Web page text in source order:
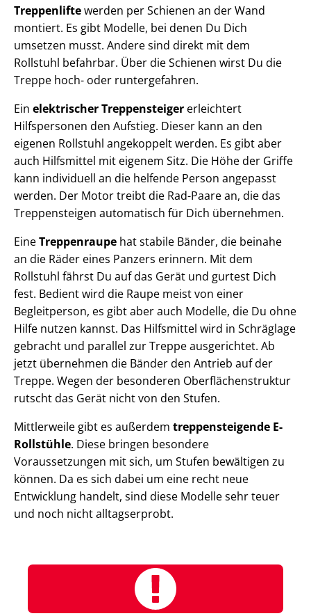
Treppenliftewerden per Schienen an der Wand
montiert. Es gibt Modelle, bei denen Du Dich
umsetzen musst. Andere sind direkt mit dem
Rollstuhl befahrbar. Über die Schienen wirst Du die
Treppe hoch- oder runtergefahren.
Ein elektrischer Treppensteiger erleichtert
Hilfspersonen den Aufstieg. Dieser kann an den
eigenen Rollstuhl angekoppelt werden. Es gibt aber
auch Hilfsmittel mit eigenem Sitz. Die Höhe der Griffe
kann individuell an die helfende Person angepasst
werden. Der Motor treibt die Rad-Paare an, die das
Treppensteigen automatisch für Dich übernehmen.
EineTreppenraupe hat stabile Bänder, die beinahe
an die Räder eines Panzers erinnern. Mit dem
Rollstuhl fährst Du auf das Gerät und gurtest Dich
fest. Bedient wird die Raupe meist von einer
Begleitperson, es gibt aber auch Modelle, die Du ohne
Hilfe nutzen kannst. Das Hilfsmittel wird in Schräglage
gebracht und parallel zur Treppe ausgerichtet. Ab
jetzt übernehmen die Bänder den Antrieb auf der
Treppe. Wegen der besonderen Oberflächenstruktur
rutscht das Gerät nicht von den Stufen.
Mittlerweile gibt es außerdem treppensteigende E-
Rollstühle. Diese bringen besondere
Voraussetzungen mit sich, um Stufen bewältigen zu
können. Da es sich dabei um eine recht neue
Entwicklung handelt, sind diese Modelle sehr teuer
und noch nicht alltagserprobt.